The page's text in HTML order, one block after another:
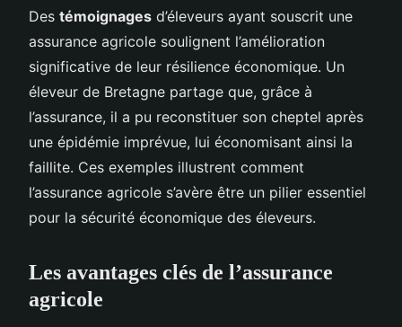
Des témoignages d’éleveurs ayant souscrit une
assurance agricole soulignent l’amélioration
significative de leur résilience économique. Un
éleveur de Bretagne partage que, grâce à
l’assurance, il a pu reconstituer son cheptel après
une épidémie imprévue, lui économisant ainsi la
faillite. Ces exemples illustrent comment
l’assurance agricole s’avère être un pilier essentiel
pour la sécurité économique des éleveurs.
Les avantages clés de l’assurance
agricole